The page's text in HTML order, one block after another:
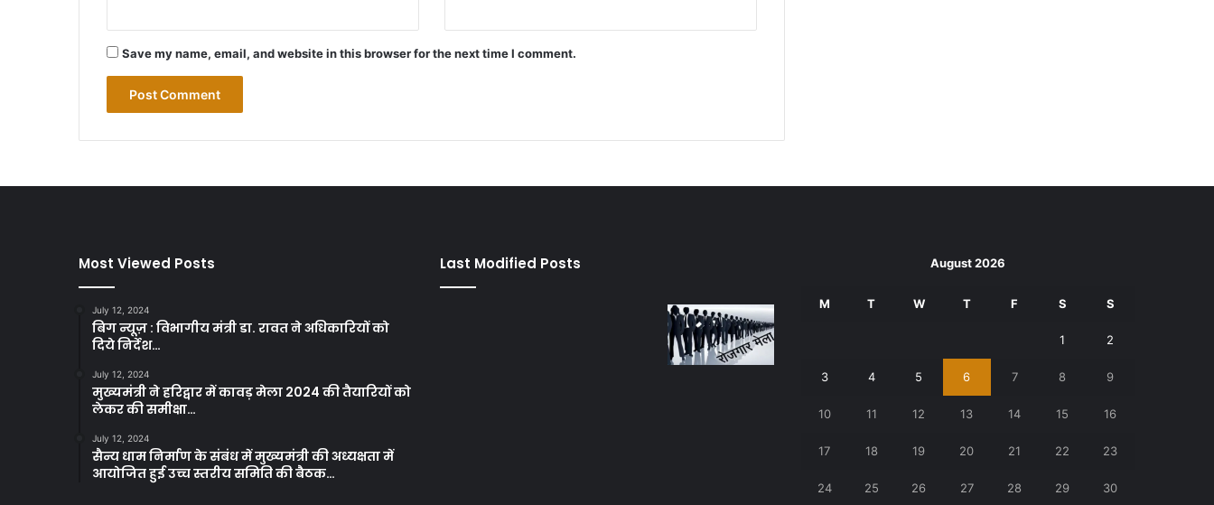
Save my name, email, and website in this browser for the next time I comment.
Most Viewed Posts
July 12, 2024
बिग न्यूज़ : विभागीय मंत्री डा. रावत ने अधिकारियों को
दिये निर्देश…
July 12, 2024
मुख्यमंत्री ने हरिद्वार में कावड़ मेला 2024 की तैयारियों को
लेकर की समीक्षा…
July 12, 2024
सैन्य धाम निर्माण के संबंध में मुख्यमंत्री की अध्यक्षता में
आयोजित हुई उच्च स्तरीय समिति की बैठक…
Last Modified Posts August 2026
M T W T F S S
1 2
3 4 5 6 7 8 9
10 11 12 13 14 15 16
17 18 19 20 21 22 23
24 25 26 27 28 29 30